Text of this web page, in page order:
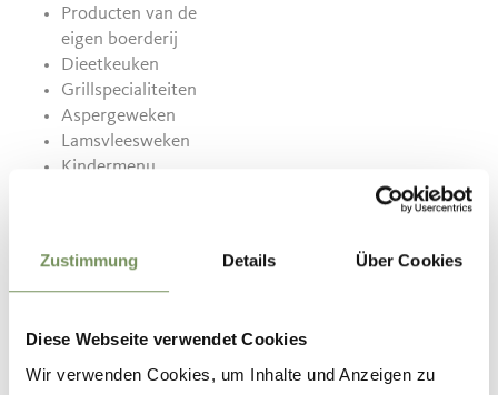
Zustimmung Details Über Cookies
Diese Webseite verwendet Cookies
Wir verwenden Cookies, um Inhalte und Anzeigen zu
Producten van de
eigen boerderij
Dieetkeuken
Grillspecialiteiten
Aspergeweken
Lamsvleesweken
Kindermenu
Contact
39016
info@arnstein.it
www.arnstein.it